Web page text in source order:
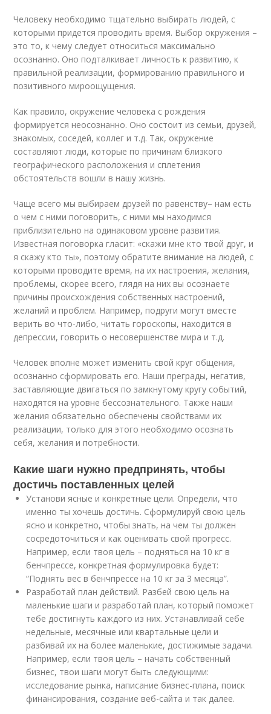
Человеку необходимо тщательно выбирать людей, с
которыми придется проводить время. Выбор окружения –
это то, к чему следует относиться максимально
осознанно. Оно подталкивает личность к развитию, к
правильной реализации, формированию правильного и
позитивного мироощущения.
Как правило, окружение человека с рождения
формируется неосознанно. Оно состоит из семьи, друзей,
знакомых, соседей, коллег и т.д. Так, окружение
составляют люди, которые по причинам близкого
географического расположения и сплетения
обстоятельств вошли в нашу жизнь.
Чаще всего мы выбираем друзей по равенству– нам есть
о чем с ними поговорить, с ними мы находимся
приблизительно на одинаковом уровне развития.
Известная поговорка гласит: «скажи мне кто твой друг, и
я скажу кто ты», поэтому обратите внимание на людей, с
которыми проводите время, на их настроения, желания,
проблемы, скорее всего, глядя на них вы осознаете
причины происхождения собственных настроений,
желаний и проблем. Например, подруги могут вместе
верить во что-либо, читать гороскопы, находится в
депрессии, говорить о несовершенстве мира и т.д.
Человек вполне может изменить свой круг общения,
осознанно сформировать его. Наши преграды, негатив,
заставляющие двигаться по замкнутому кругу событий,
находятся на уровне бессознательного. Также наши
желания обязательно обеспечены свойствами их
реализации, только для этого необходимо осознать
себя, желания и потребности.
Какие шаги нужно предпринять, чтобы
достичь поставленных целей
Установи ясные и конкретные цели. Определи, что
именно ты хочешь достичь. Сформулируй свою цель
ясно и конкретно, чтобы знать, на чем ты должен
сосредоточиться и как оценивать свой прогресс.
Например, если твоя цель – подняться на 10 кг в
бенчпрессе, конкретная формулировка будет:
“Поднять вес в бенчпрессе на 10 кг за 3 месяца”.
Разработай план действий. Разбей свою цель на
маленькие шаги и разработай план, который поможет
тебе достигнуть каждого из них. Устанавливай себе
недельные, месячные или квартальные цели и
разбивай их на более маленькие, достижимые задачи.
Например, если твоя цель – начать собственный
бизнес, твои шаги могут быть следующими:
исследование рынка, написание бизнес-плана, поиск
финансирования, создание веб-сайта и так далее.